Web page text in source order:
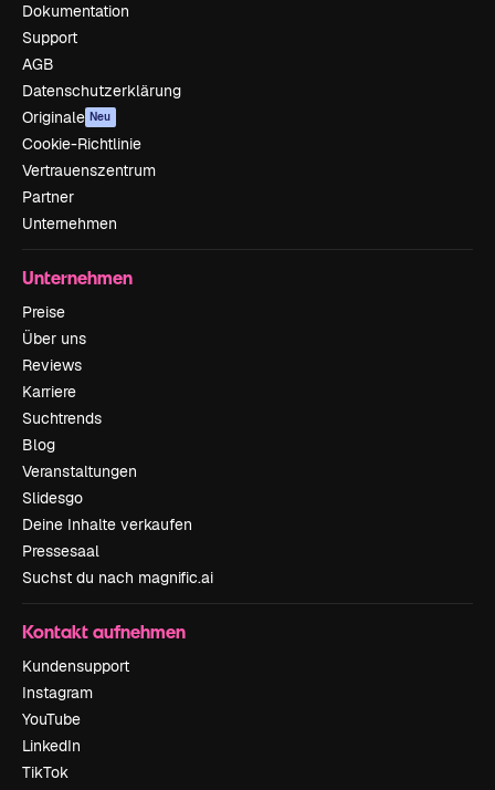
Dokumentation
Support
AGB
Datenschutzerklärung
Originale Neu
Cookie-Richtlinie
Vertrauenszentrum
Partner
Unternehmen
Unternehmen
Preise
Über uns
Reviews
Karriere
Suchtrends
Blog
Veranstaltungen
Slidesgo
Deine Inhalte verkaufen
Pressesaal
Suchst du nach magnific.ai
Kontakt aufnehmen
Kundensupport
Instagram
YouTube
LinkedIn
TikTok